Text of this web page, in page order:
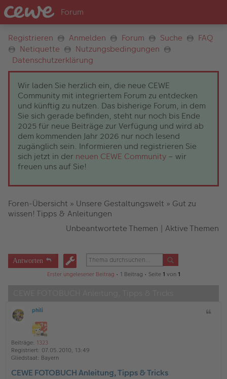
Registrieren Anmelden Forum Suche
FAQ
Netiquette
Nutzungsbedingungen
Datenschutzerklärung
Wir laden Sie herzlich ein, die neue CEWE
Community mit integriertem Forum zu entdecken
und künftig zu nutzen. Das bisherige Forum, in dem
Sie sich gerade befinden, steht nur noch bis Ende
2025 für neue Beiträge zur Verfügung und wird ab
dem kommenden Jahr 2026 nur noch lesend
zugänglich sein. Informieren und registrieren Sie
sich jetzt in der neuen CEWE Community – wir
freuen uns auf Sie!
Foren-Übersicht » Unsere Gestaltungswelt » Gut zu
wissen! Tipps & Anleitungen
Unbeantwortete Themen | Aktive Themen
Antworten
Erster ungelesener Beitrag • 1 Beitrag • Seite 1 von 1
O
ff
n
e
phili
Beiträge: 1323
Registriert: 07.05.2010, 13:49
Gliedstaat: Bayern
CEWE FOTOBUCH Anleitung, Tipps & Tricks